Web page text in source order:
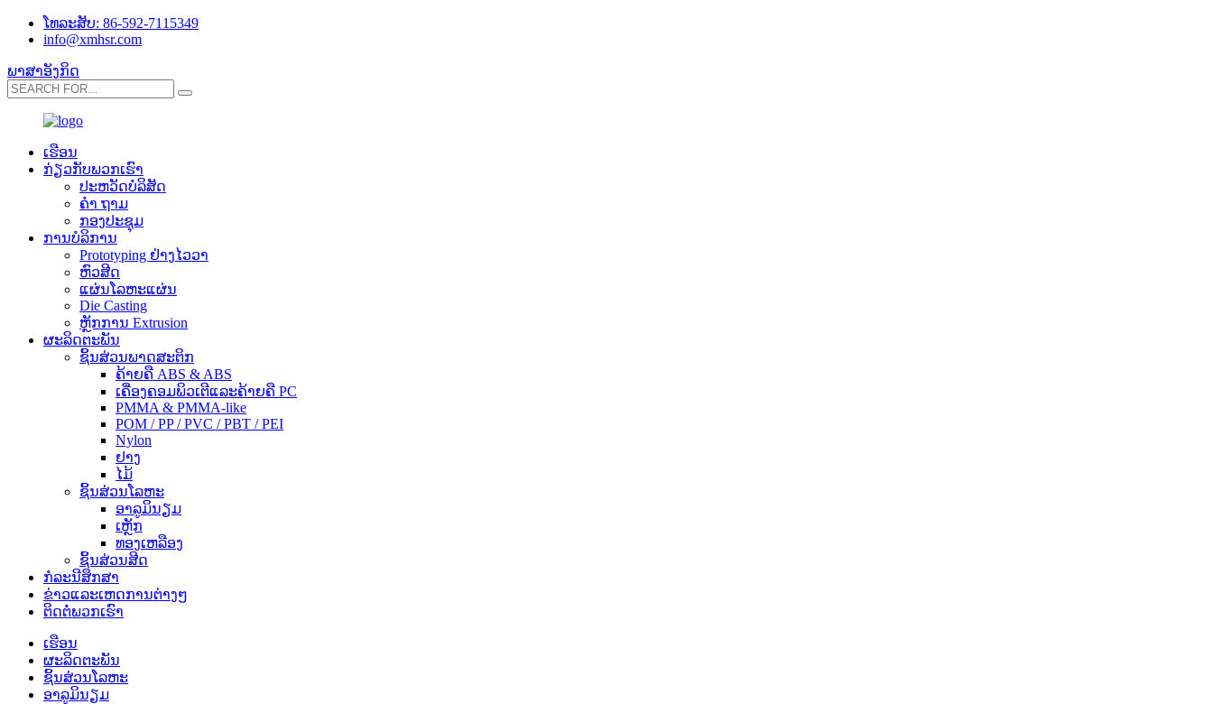
ໂທລະສັບ: 86-592-7115349
info@xmhsr.com
ພາສາອັງກິດ
ເຮືອນ
ກ່ຽວ​ກັບ​ພວກ​ເຮົາ
ປະ​ຫວັດ​ບໍ​ລິ​ສັດ
ຄຳ ຖາມ
ກອງປະຊຸມ
ການບໍລິການ
Prototyping ຢ່າງໄວວາ
ຫົວສີດ
ແຜ່ນໂລຫະແຜ່ນ
Die Casting
ຫຼັກການ Extrusion
ຜະລິດຕະພັນ
ຊິ້ນສ່ວນພາດສະຕິກ
ຄ້າຍຄື ABS & ABS
ເຄື່ອງຄອມພິວເຕີແລະຄ້າຍຄື PC
PMMA & PMMA-like
POM / PP / PVC / PBT / PEI
Nylon
ຢາງ
ໄມ້
ຊິ້ນສ່ວນໂລຫະ
ອາລູມິນຽມ
ເຫຼັກ
ທອງເຫລືອງ
ຊິ້ນສ່ວນສີດ
ກໍ​ລະ​ນີ​ສຶກ​ສາ
ຂ່າວແລະເຫດການຕ່າງໆ
ຕິດ​ຕໍ່​ພວກ​ເຮົາ
ເຮືອນ
ຜະລິດຕະພັນ
ຊິ້ນສ່ວນໂລຫະ
ອາລູມິນຽມ